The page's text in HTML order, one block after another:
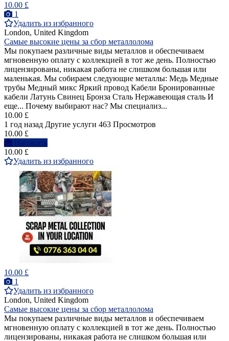
10.00 £
1
Удалить из избранного
London, United Kingdom
Самые высокие цены за сбор металлолома
Мы покупаем различные виды металлов и обеспечиваем
мгновенную оплату с коллекцией в тот же день. Полностью
лицензированы, никакая работа не слишком большая или
маленькая. Мы собираем следующие металлы: Медь Медные
трубы Медный микс Яркий провод Кабели Бронированные
кабели Латунь Свинец Бронза Сталь Нержавеющая сталь И
еще... Почему выбирают нас? Мы специализ...
10.00 £
1 год назад Другие услуги 463 Просмотров
10.00 £
Написать
10.00 £
Удалить из избранного
10.00 £
1
Удалить из избранного
London, United Kingdom
Самые высокие цены за сбор металлолома
Мы покупаем различные виды металлов и обеспечиваем
мгновенную оплату с коллекцией в тот же день. Полностью
лицензированы, никакая работа не слишком большая или